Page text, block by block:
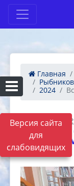
Версия сайта
для
слабовидящих
Главная
2024
28.02.2024